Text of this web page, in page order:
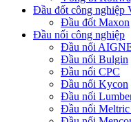
Đầu đốt công nghiệp
Đầu đốt Maxon
Đầu nối công nghiệp
Đầu nối
Đầu nối Bulgin
Đầu nối CPC
Đầu nối Kycon
Đầu nối
Đầu nối Meltric